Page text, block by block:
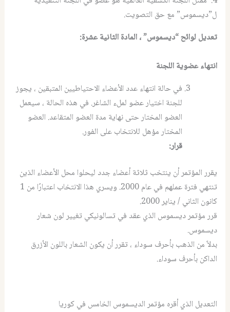
ل”ديسموس” مع حق التصويت.
تعديل لوائح “ديسموس” ، المادة الثانية عشرة:
انتهاء عضوية اللجنة
في حالة انتهاء عدد الأعضاء الاحتياطيين المتبقين ، يجوز
للجنة اختيار عضو لملء الشاغر. في هذه الحالة ، سيعمل
العضو المختار حتى نهاية مدة العضو المتقاعد. العضو
المختار مؤهل للانتخاب على الفور.
قرار:
يقرر المؤتمر أن ينتخب ثلاثة أعضاء جدد ليحلوا محل الأعضاء الذين
تنتهي فترة عملهم في عام 2000. ويسري هذا الانتخاب اعتبارًا من 1
كانون الثاني / يناير 2000.
قرر مؤتمر ديسموس الذي عقد في تسالونيكي تغيير لون شعار
ديسموس.
بدلاً من الذهب بأحرف سوداء ، تقرر أن يكون الشعار باللون الأزرق
الداكن بأحرف سوداء.
التعديل الذي أقره مؤتمر الديسموس الخامس في كوريا